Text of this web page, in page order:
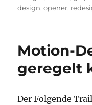
design,opener,
Motion-
geregelt
Der Folgende